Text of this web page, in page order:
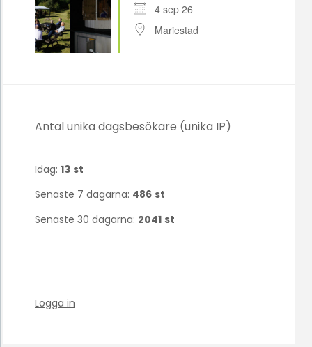
4 sep 26
Mariestad
Antal unika dagsbesökare (unika IP)
Idag: 13 st
Senaste 7 dagarna: 486 st
Senaste 30 dagarna: 2041 st
Logga in